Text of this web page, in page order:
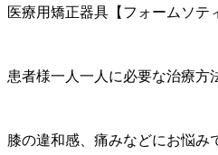
医療用矯正器具【フォームソテ
患者様一人一人に必要な治療方
膝の違和感、痛みなどにお悩み